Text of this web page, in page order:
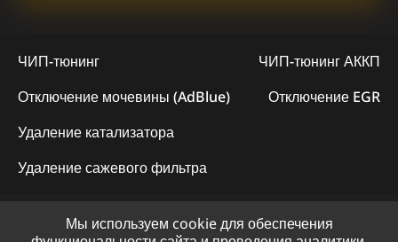
ЧИП-тюнинг
ЧИП-тюнинг АККП
Отключение мочевины (AdBlue)
Отключение EGR
Удаление катализатора
Удаление сажевого фильтра
© 2023 - Официальный сайт "ChipLogic"
Мы используем cookie для обеспечения